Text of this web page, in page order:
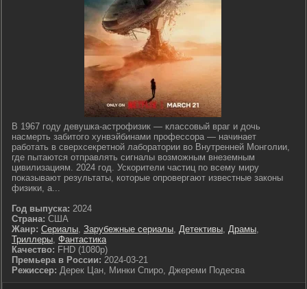
В 1967 году девушка-астрофизик — классовый враг и дочь
насмерть забитого хунвэйбинами профессора — начинает
работать в сверхсекретной лаборатории во Внутренней Монголии,
где пытаются отправлять сигналы возможным внеземным
цивилизациям. 2024 год. Ускорители частиц по всему миру
показывают результаты, которые опровергают известные законы
физики, а...
Год выпуска: 2024
Страна: США
Жанр: Сериалы, Зарубежные сериалы, Детективы, Драмы,
Триллеры, Фантастика
Качество: FHD (1080p)
Премьера в России: 2024-03-21
Режиссер: Дерек Цан, Минки Спиро, Джереми Подесва